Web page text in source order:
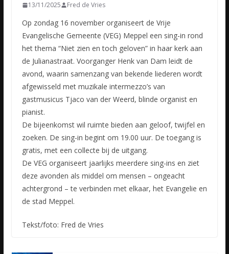
13/11/2025 Fred de Vries
Op zondag 16 november organiseert de Vrije
Evangelische Gemeente (VEG) Meppel een sing-in rond
het thema “Niet zien en toch geloven” in haar kerk aan
de Julianastraat. Voorganger Henk van Dam leidt de
avond, waarin samenzang van bekende liederen wordt
afgewisseld met muzikale intermezzo’s van
gastmusicus Tjaco van der Weerd, blinde organist en
pianist.
De bijeenkomst wil ruimte bieden aan geloof, twijfel en
zoeken. De sing-in begint om 19.00 uur. De toegang is
gratis, met een collecte bij de uitgang.
De VEG organiseert jaarlijks meerdere sing-ins en ziet
deze avonden als middel om mensen – ongeacht
achtergrond – te verbinden met elkaar, het Evangelie en
de stad Meppel.
Tekst/foto: Fred de Vries